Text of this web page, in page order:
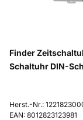
Finder
Schaltuhr DIN-
Herst.-Nr.:
EAN: 8012823123981